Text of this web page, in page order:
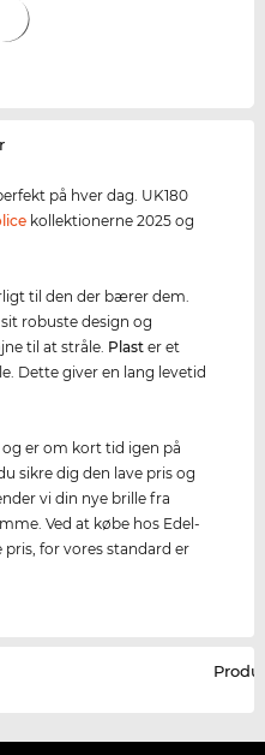
på hver dag. UK180
kollektionerne 2025 og
til den der bærer dem.
robuste design og
til at stråle. Plast er et
Dette giver en lang levetid
er om kort tid igen på
sikre dig den lave pris og
vi din nye brille fra
Ved at købe hos Edel-
for vores standard er